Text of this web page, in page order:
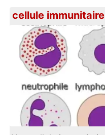
cellule immunitaire